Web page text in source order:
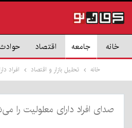
خانه جامعه اقتصاد
خانه تحلیل بازار و اقتصاد افراد
صدای افراد دارای معلولیت را